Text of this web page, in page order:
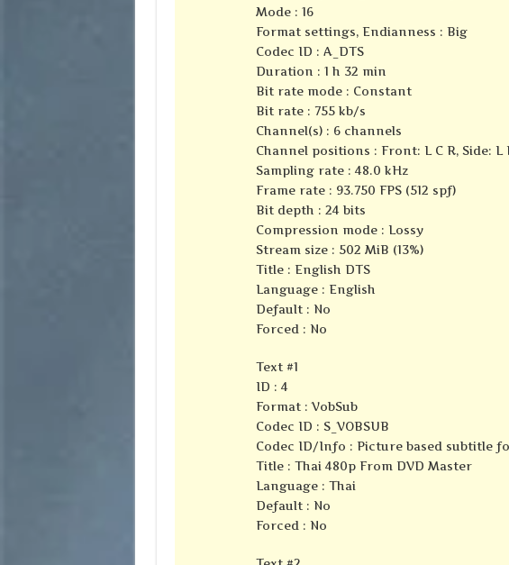
Mode : 16
Format settings, Endianness : Big
Codec ID : A_DTS
Duration : 1 h 32 min
Bit rate mode : Constant
Bit rate : 755 kb/s
Channel(s) : 6 channels
Channel positions : Front: L C R, Side: L
Sampling rate : 48.0 kHz
Frame rate : 93.750 FPS (512 spf)
Bit depth : 24 bits
Compression mode : Lossy
Stream size : 502 MiB (13%)
Title : English DTS
Language : English
Default : No
Forced : No
Text #1
ID : 4
Format : VobSub
Codec ID : S_VOBSUB
Codec ID/Info : Picture based subtitle
Title : Thai 480p From DVD Master
Language : Thai
Default : No
Forced : No